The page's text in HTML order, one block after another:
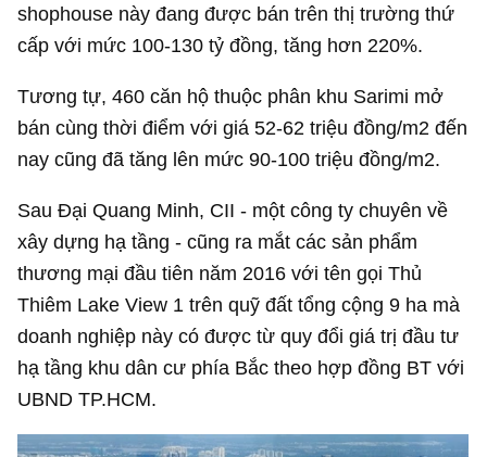
shophouse này đang được bán trên thị trường thứ
cấp với mức 100-130 tỷ đồng, tăng hơn 220%.
Tương tự, 460 căn hộ thuộc phân khu Sarimi mở
bán cùng thời điểm với giá 52-62 triệu đồng/m2 đến
nay cũng đã tăng lên mức 90-100 triệu đồng/m2.
Sau Đại Quang Minh, CII - một công ty chuyên về
xây dựng hạ tầng - cũng ra mắt các sản phẩm
thương mại đầu tiên năm 2016 với tên gọi Thủ
Thiêm Lake View 1 trên quỹ đất tổng cộng 9 ha mà
doanh nghiệp này có được từ quy đổi giá trị đầu tư
hạ tầng khu dân cư phía Bắc theo hợp đồng BT với
UBND TP.HCM.